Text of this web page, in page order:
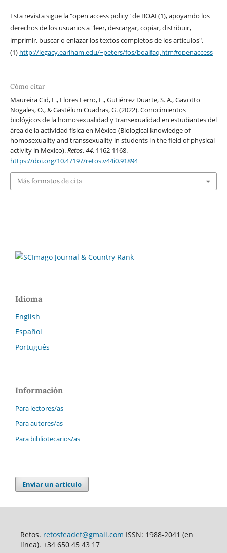
Esta revista sigue la "open access policy" de BOAI (1), apoyando los
derechos de los usuarios a "leer, descargar, copiar, distribuir,
imprimir, buscar o enlazar los textos completos de los artículos".
(1) http://legacy.earlham.edu/~peters/fos/boaifaq.htm#openaccess
Cómo citar
Maureira Cid, F., Flores Ferro, E., Gutiérrez Duarte, S. A., Gavotto
Nogales, O., & Gastélum Cuadras, G. (2022). Conocimientos
biológicos de la homosexualidad y transexualidad en estudiantes del
área de la actividad física en México (Biological knowledge of
homosexuality and transsexuality in students in the field of physical
activity in Mexico).Retos,44, 1162-1168.
https://doi.org/10.47197/retos.v44i0.91894
Más formatos de cita
Idioma
English
Español
Português
Información
Para lectores/as
Para autores/as
Para bibliotecarios/as
Enviar un artículo
Retos. retosfeadef@gmail.com ISSN: 1988-2041 (en
línea). +34 650 45 43 17